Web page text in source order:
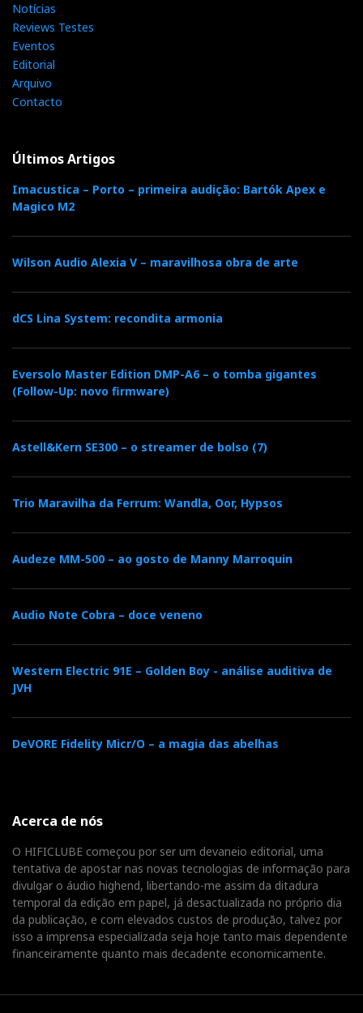
Notícias
Reviews Testes
Eventos
Editorial
Arquivo
Contacto
Últimos Artigos
Imacustica – Porto – primeira audição: Bartók Apex e
Magico M2
Wilson Audio Alexia V – maravilhosa obra de arte
dCS Lina System: recondita armonia
Eversolo Master Edition DMP-A6 – o tomba gigantes
(Follow-Up: novo firmware)
Astell&Kern SE300 – o streamer de bolso (7)
Trio Maravilha da Ferrum: Wandla, Oor, Hypsos
Audeze MM-500 – ao gosto de Manny Marroquin
Audio Note Cobra – doce veneno
Western Electric 91E – Golden Boy - análise auditiva de
JVH
DeVORE Fidelity Micr/O – a magia das abelhas
Acerca de nós
O HIFICLUBE começou por ser um devaneio editorial, uma
tentativa de apostar nas novas tecnologias de informação para
divulgar o áudio highend, libertando-me assim da ditadura
temporal da edição em papel, já desactualizada no próprio dia
da publicação, e com elevados custos de produção, talvez por
isso a imprensa especializada seja hoje tanto mais dependente
financeiramente quanto mais decadente economicamente.